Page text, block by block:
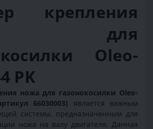
крепления
для
Oleo-
PK
ножа для газонокосилки Oleo-
66030003) является важным
системы, предназначенным для
ножа на валу двигателя. Данная